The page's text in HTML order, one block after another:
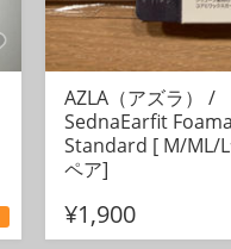
AZLA（アズラ） /
SednaEarfit
Standard [ M/ML/L
ペア]
¥1,900